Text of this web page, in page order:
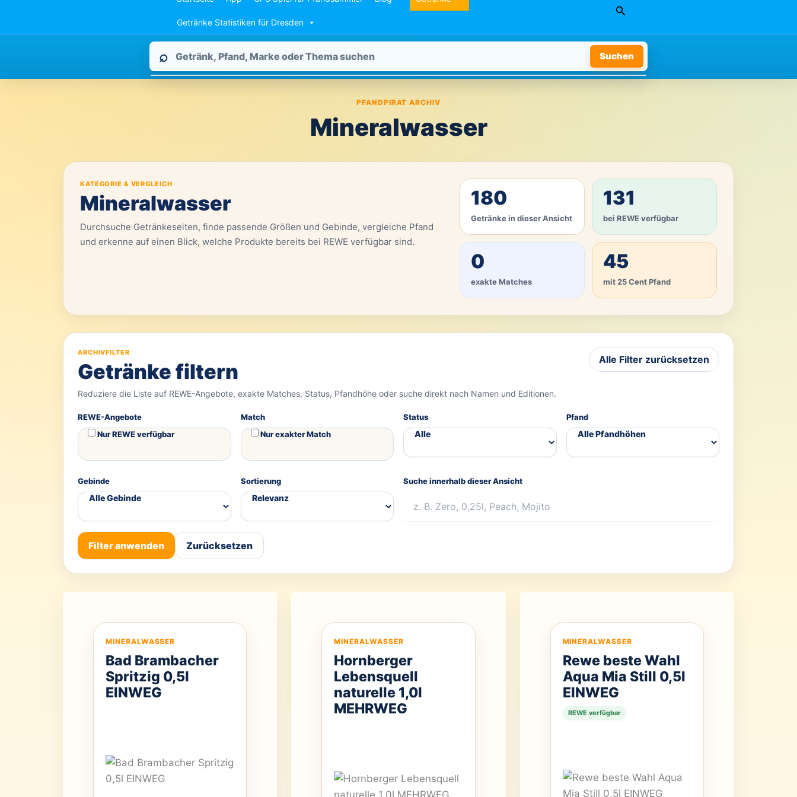
Getränke Statistiken für Dresden
Suchen
Pfandpirat
durchsuchen
⌕ Suchen
PFANDPIRAT ARCHIV
Mineralwasser
KATEGORIE & VERGLEICH
Mineralwasser
Durchsuche Getränkeseiten, finde passende Größen und Gebinde, vergleiche Pfand
und erkenne auf einen Blick, welche Produkte bereits bei REWE verfügbar sind.
180
Getränke in dieser Ansicht
131
bei REWE verfügbar
0
exakte Matches
45
mit 25 Cent Pfand
ARCHIVFILTER
Getränke filtern
Reduziere die Liste auf REWE-Angebote, exakte Matches, Status, Pfandhöhe oder suche direkt nach Namen und Editionen.
Alle Filter zurücksetzen
REWE-Angebote
Nur REWE verfügbar
Match
Nur exakter Match
Status Pfand
Gebinde Sortierung Suche innerhalb dieser Ansicht
Filter anwenden Zurücksetzen
MINERALWASSER
Bad Brambacher
Spritzig 0,5l
EINWEG
MINERALWASSER
Hornberger
Lebensquell
naturelle 1,0l
MEHRWEG
MINERALWASSER
Rewe beste Wahl
Aqua Mia Still 0,5l
EINWEG
REWE verfügbar